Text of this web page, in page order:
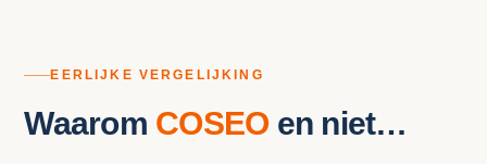
EERLIJKE VERGELIJKING
Waarom COSEO en niet…